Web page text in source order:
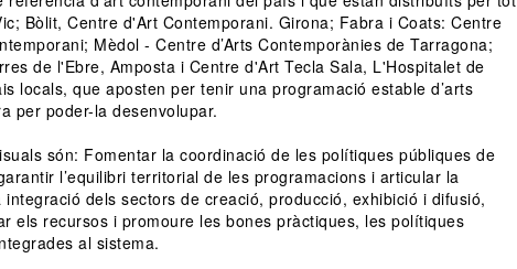
Bòlit, Centre d'Art Contemporani. Girona; Fabra i Coats: Centre
Mèdol - Centre d’Arts Contemporànies de Tarragona;
de l'Ebre, Amposta i Centre d'Art Tecla Sala, L'Hospitalet de
locals, que aposten per tenir una programació estable d’arts
per poder-la desenvolupar.
són: Fomentar la coordinació de les polítiques públiques de
l’equilibri territorial de les programacions i articular la
dels sectors de creació, producció, exhibició i difusió,
els recursos i promoure les bones pràctiques, les polítiques
al sistema.